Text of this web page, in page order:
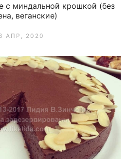
с миндальной крошкой (без
веганские)
АПР, 2020